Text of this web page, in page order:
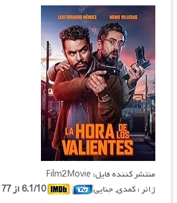
منتشر کننده فایل: Film2Movie
ژانر : کمدی, جنایی
6.1/10 از 77 رای